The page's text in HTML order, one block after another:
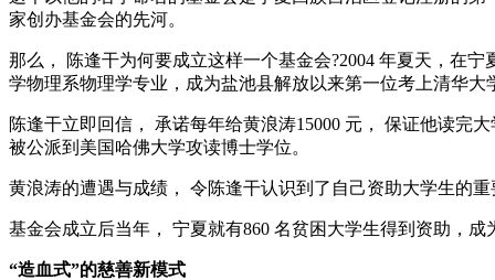
家创办基金会的先河。
那么， 陈逢干为何要成立这样一个基金会?2004 年夏天，在
学物理系物理学专业，成为盐池县解放以来第一位考上清华
陈逢干立即回信， 承诺每年给黄浪涛15000 元， 保证他读完
被公派到美国哈佛大学攻读博士学位。
黄浪涛的遭遇与成绩， 令陈逢干认识到了自己资助大学生的
基金会成立后当年， 宁夏就有860 名贫困大学生得到资助，
“造血式”的慈善新模式